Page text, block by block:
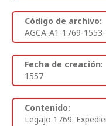
Código de archivo:
AGCA-A1-1769-
Fecha de creación:
1557
Contenido:
Legajo 1769.